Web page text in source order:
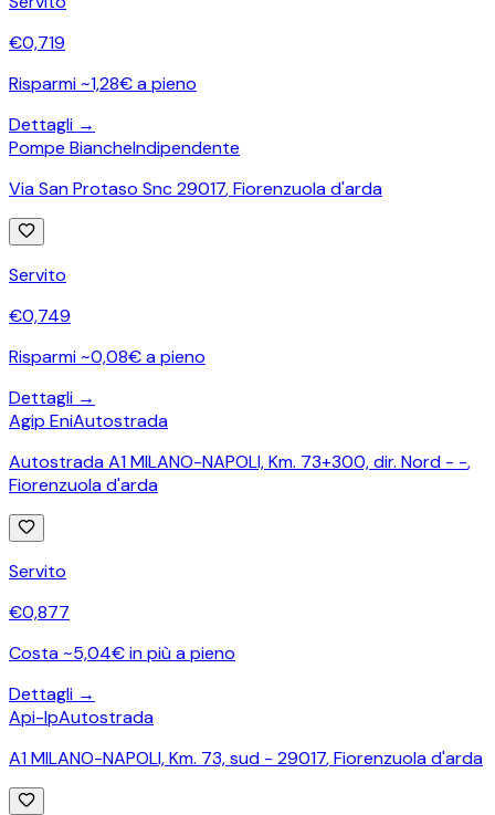
€0,719
Risparmi ~1,28€ a pieno
Dettagli →
Pompe BiancheIndipendente
Via San Protaso Snc 29017,Fiorenzuola d'arda
Servito
€0,749
Risparmi ~0,08€ a pieno
Dettagli →
Agip EniAutostrada
Autostrada A1 MILANO-NAPOLI, Km. 73+300, dir. Nord - -,
Fiorenzuola d'arda
Servito
€0,877
Costa ~5,04€ in più a pieno
Dettagli →
Api-IpAutostrada
A1 MILANO-NAPOLI, Km. 73, sud - 29017,Fiorenzuola d'arda